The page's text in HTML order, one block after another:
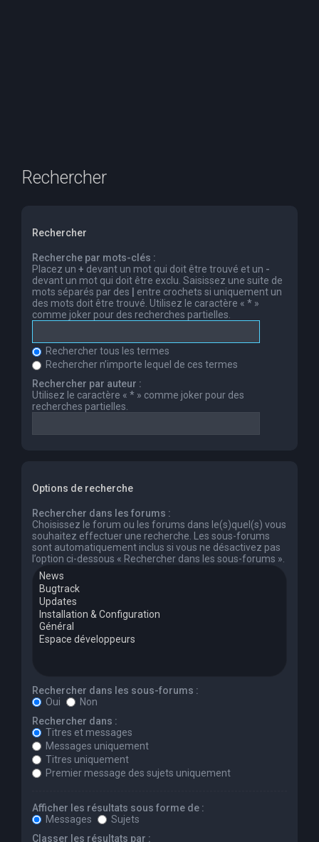
Rechercher
Rechercher
Recherche par mots-clés :
Placez un + devant un mot qui doit être trouvé et un -
devant un mot qui doit être exclu. Saisissez une suite de
mots séparés par des
entre crochets si uniquement un
des mots doit être trouvé. Utilisez le caractère « * »
comme joker pour des recherches partielles.
Rechercher tous les termes
Rechercher n’importe lequel de ces termes
Rechercher par auteur :
Utilisez le caractère « * » comme joker pour des
recherches partielles.
Options de recherche
Rechercher dans les forums :
Choisissez le forum ou les forums dans le(s)quel(s) vous
souhaitez effectuer une recherche. Les sous-forums
sont automatiquement inclus si vous ne désactivez pas
l’option ci-dessous « Rechercher dans les sous-forums ».
Rechercher dans les sous-forums :
Oui
Non
Rechercher dans :
Titres et messages
Messages uniquement
Titres uniquement
Premier message des sujets uniquement
Afficher les résultats sous forme de :
Messages
Sujets
Classer les résultats par :